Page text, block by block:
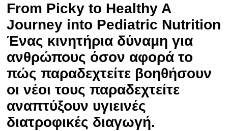
From Picky to Healthy A
Journey into Pediatric Nutrition
Ένας κινητήρια δύναμη για
ανθρώπους όσον αφορά το
πώς παραδεχτείτε βοηθήσουν
οι νέοι τους παραδεχτείτε
αναπτύξουν υγιεινές
διατροφικές διαγωγή.